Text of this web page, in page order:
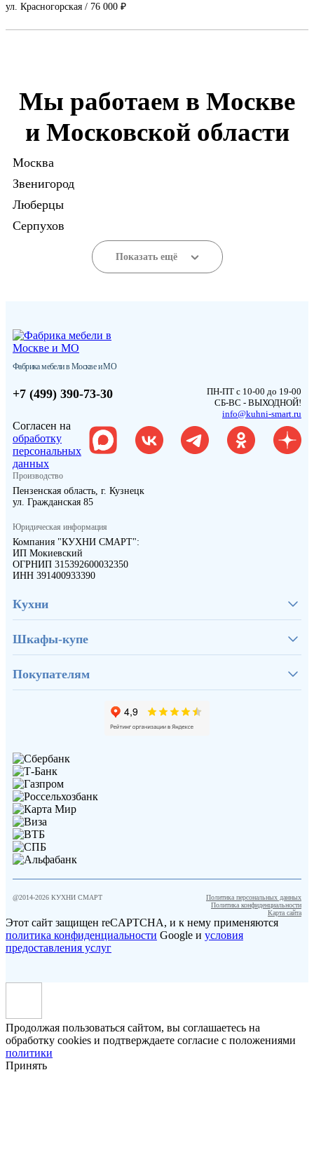
ул. Красногорская / 76 000 ₽
Мы работаем в Москве
и Московской области
Москва
Звенигород
Люберцы
Серпухов
Показать ещё
Фабрика мебели в Москве и МО
+7 (499) 390-73-30
ПН-ПТ с 10-00 до 19-00
СБ-ВС - ВЫХОДНОЙ!
info@kuhni-smart.ru
Согласен на
обработку
персональных
данных
Производство
Пензенская область, г. Кузнецк
ул. Гражданская 85
Юридическая информация
Компания "КУХНИ СМАРТ":
ИП Мокиевский
ОГРНИП 315392600032350
ИНН 391400933390
Кухни
Шкафы-купе
Покупателям
@2014-2026 КУХНИ СМАРТ
Политика персональных данных
Политика конфиденциальности
Карта сайта
Этот сайт защищен reCAPTCHA, и к нему применяются
политика конфиденциальности Google и условия
предоставления услуг
Продолжая пользоваться сайтом, вы соглашаетесь на
обработку cookies и подтверждаете согласие с положениями
политики
Принять